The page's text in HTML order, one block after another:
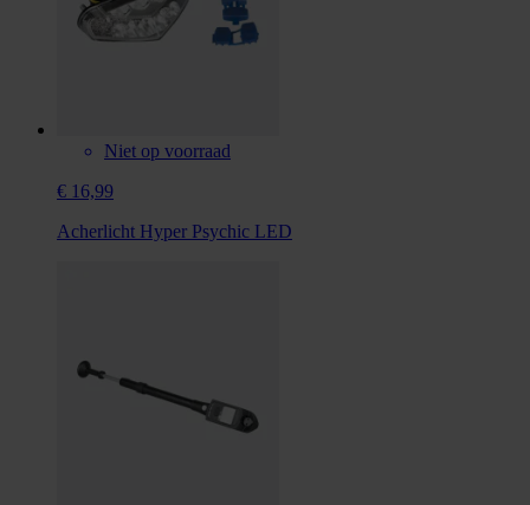
Niet op voorraad
€ 16,99
Acherlicht Hyper Psychic LED